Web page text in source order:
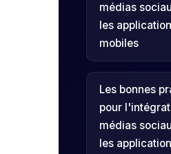
médias
les
mobiles
Les bonnes
pour
médias
les